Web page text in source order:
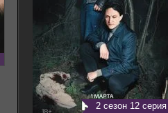
2 сезон 12 серия